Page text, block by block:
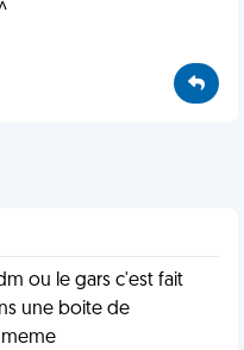
ou le gars c'est fait
une boite de
meme